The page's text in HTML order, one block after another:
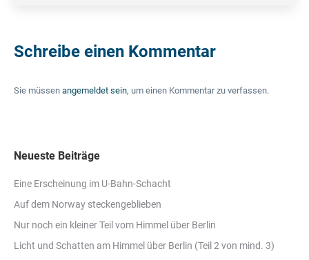
Schreibe einen Kommentar
Sie müssen angemeldet sein, um einen Kommentar zu verfassen.
Neueste Beiträge
Eine Erscheinung im U-Bahn-Schacht
Auf dem Norway steckengeblieben
Nur noch ein kleiner Teil vom Himmel über Berlin
Licht und Schatten am Himmel über Berlin (Teil 2 von mind. 3)